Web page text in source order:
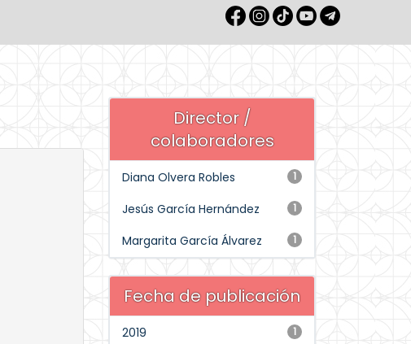
Director /
colaboradores
1
Diana Olvera Robles
1
Jesús García Hernández
1
Margarita García Álvarez
Fecha de publicación
1
2019